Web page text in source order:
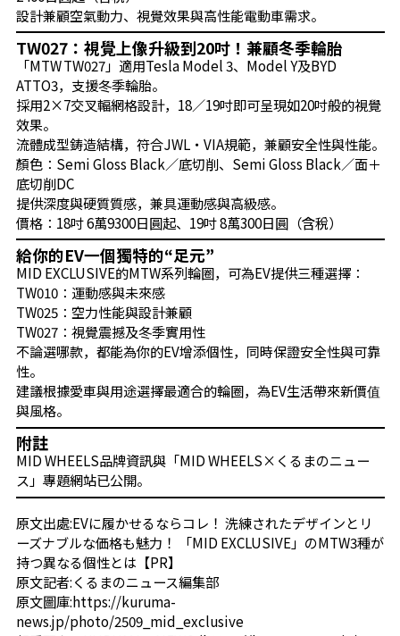
設計兼顧空氣動力、視覺效果與高性能電動車需求。
TW027：視覺上像升級到20吋！兼顧冬季輪胎
「MTW TW027」適用Tesla Model 3、Model Y及BYD
ATTO3，支援冬季輪胎。
採用2×7交叉輻網格設計，18／19吋即可呈現如20吋般的視覺
效果。
流體成型鋳造結構，符合JWL・VIA規範，兼顧安全性與性能。
顏色：Semi Gloss Black／底切削、Semi Gloss Black／面＋
底切削DC
提供深度與硬質質感，兼具運動感與高級感。
價格：18吋 6萬9300日圓起、19吋 8萬300日圓（含稅）
給你的EV一個獨特的“足元”
MID EXCLUSIVE的MTW系列輪圈，可為EV提供三種選擇：
TW010：運動感與未來感
TW025：空力性能與設計兼顧
TW027：視覺震撼及冬季實用性
不論選哪款，都能為你的EV增添個性，同時保證安全性與可靠
性。
建議根據愛車與用途選擇最適合的輪圈，為EV生活帶來新價值
與風格。
附註
MID WHEELS品牌資訊與「MID WHEELS×くるまのニュー
ス」專題網站已公開。
原文出處:EVに履かせるならコレ！ 洗練されたデザインとリ
ーズナブルな価格も魅力！ 「MID EXCLUSIVE」のMTW3種が
持つ異なる個性とは【PR】
原文記者:くるまのニュース編集部
原文圖庫:https://kuruma-
news.jp/photo/2509_mid_exclusive